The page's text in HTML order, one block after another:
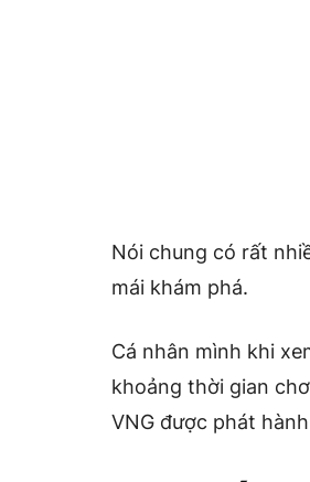
Nói chung có rất
mái khám phá.
Cá nhân mình khi
khoảng thời gian
VNG được phát